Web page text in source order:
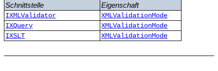
Schnittstelle Eigenschaft
IXMLValidator
XMLValidationMode
IXQuery
XMLValidationMode
IXSLT
XMLValidationMode